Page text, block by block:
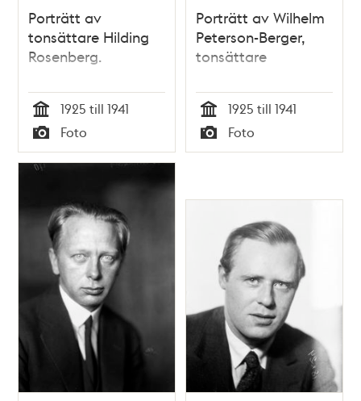
Porträtt av
tonsättare Hilding
Rosenberg.
Tid
1925 till 1941
Typ
Foto
Porträtt av Wilhelm
Peterson-Berger,
tonsättare
Tid
1925 till 1941
Typ
Foto